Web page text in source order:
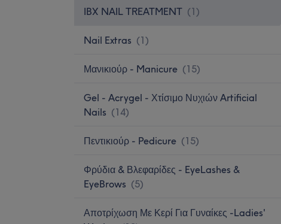
IBX NAIL TREATMENT (1 )
Nail Extras (1)
Μανικιούρ - Manicure (15)
Gel - Acrygel - Χτίσιμο Νυχιών Artificial
Nails (14)
Πεντικιούρ - Pedicure (15)
Φρύδια & Βλεφαρίδες - EyeLashes &
EyeBrows (5)
Αποτρίχωση Με Κερί Για Γυναίκες -Ladies'